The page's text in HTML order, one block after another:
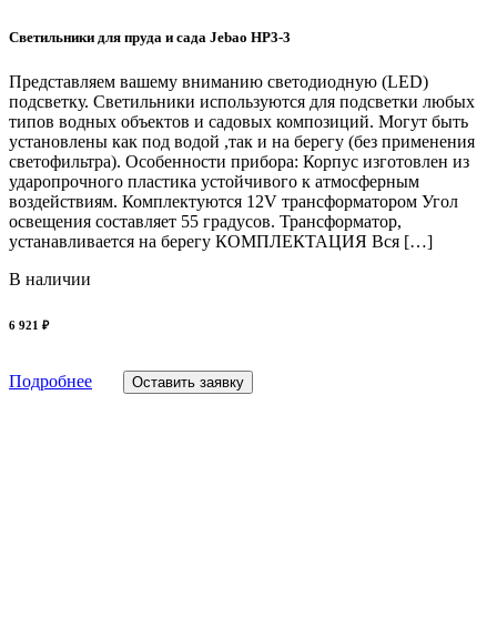
Светильники для пруда и сада Jebao HP3-3
Представляем вашему вниманию светодиодную (LED)
подсветку. Светильники используются для подсветки любых
типов водных объектов и садовых композиций. Могут быть
установлены как под водой ,так и на берегу (без применения
светофильтра). Особенности прибора: Корпус изготовлен из
ударопрочного пластика устойчивого к атмосферным
воздействиям. Комплектуются 12V трансформатором Угол
освещения составляет 55 градусов. Трансформатор,
устанавливается на берегу КОМПЛЕКТАЦИЯ Вся […]
В наличии
6 921 ₽
Подробнее Оставить заявку